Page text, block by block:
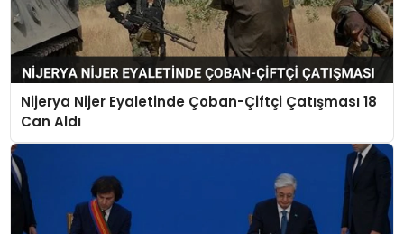
Nijerya Nijer Eyaletinde Çoban-Çiftçi Çatışması 18
Can Aldı